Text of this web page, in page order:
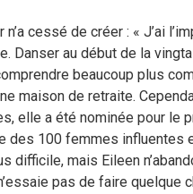
cessé de créer : « J’ai
Danser au début de la
beaucoup plus
maison de retraite.
elle a été nominée pour le
des 100 femmes influentes
difficile, mais Eileen
pas de faire quelque